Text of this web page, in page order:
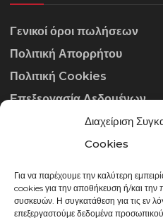
Διαχείριση
Cookies
Για να παρέχουμε την καλύτερη
cookies για την αποθήκευση ή/και
συσκευών. Η συγκατάθεση για τις εν
επεξεργαστούμε δεδομένα
Γενικοί όροι πωλήσεων
Πολιτική Απορρήτου
Πολιτική Cookies
Επεξεργασία Δεδομένων
ΣΤΟΙΧΕΊΑ ΕΠΙΚΟΙΝΩΝΊΑΣ
info@gowithraw.gr
24310 35062